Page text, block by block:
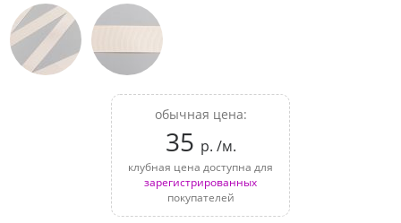
обычная цена:
35 р. /м.
клубная цена доступна для
зарегистрированных
покупателей